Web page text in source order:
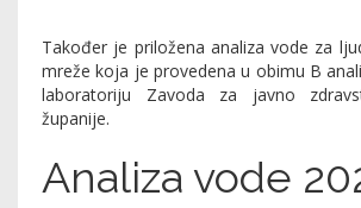
Također je priložena analiza vode za
mreže koja je provedena u obimu B
laboratoriju Zavoda za javno
županije.
Analiza vode